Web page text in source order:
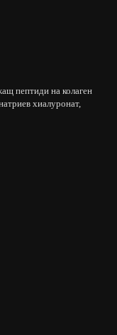
пептиди на колаген
хиалуронат,